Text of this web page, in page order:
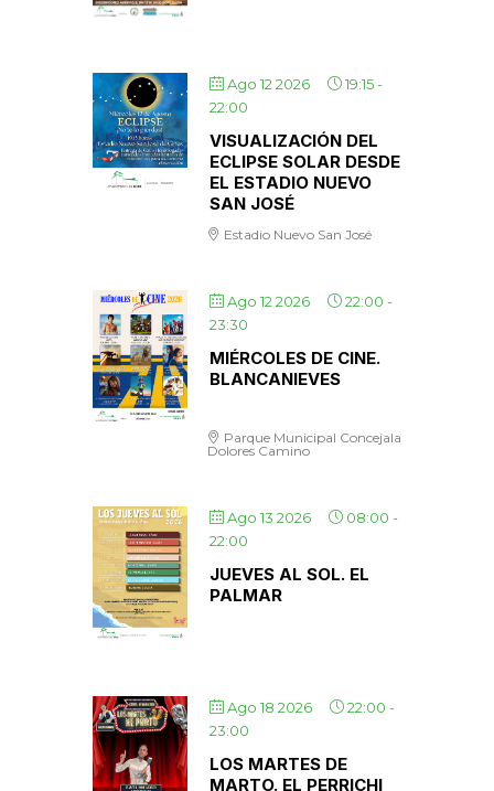
Ago 12 2026 19:15-
22:00
VISUALIZACIÓN DEL
ECLIPSE SOLAR DESDE
EL ESTADIO NUEVO
SAN JOSÉ
Estadio Nuevo San José
Ago 12 2026 22:00 -
23:30
MIÉRCOLES DE CINE.
BLANCANIEVES
Parque Municipal Concejala
Dolores Camino
Ago 13 2026 08:00 -
22:00
JUEVES AL SOL. EL
PALMAR
Ago 18 2026 22:00 -
23:00
LOS MARTES DE
MARTO. EL PERRICHI